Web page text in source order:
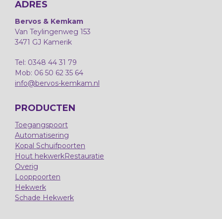
ADRES
Bervos & Kemkam
Van Teylingenweg 153
3471 GJ Kamerik
Tel: 0348 44 31 79
Mob: 06 50 62 35 64
info@bervos-kemkam.nl
PRODUCTEN
Toegangspoort
Automatisering
Kopal Schuifpoorten
Hout hekwerkRestauratie
Overig
Looppoorten
Hekwerk
Schade Hekwerk